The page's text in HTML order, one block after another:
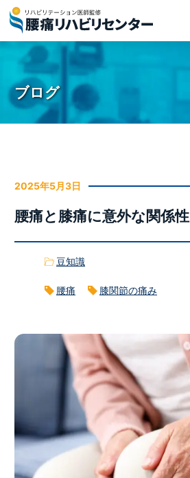
ブログ
2025年5月3日
腰痛と膝痛に意外な関係性
豆知識
腰痛 膝関節の痛み